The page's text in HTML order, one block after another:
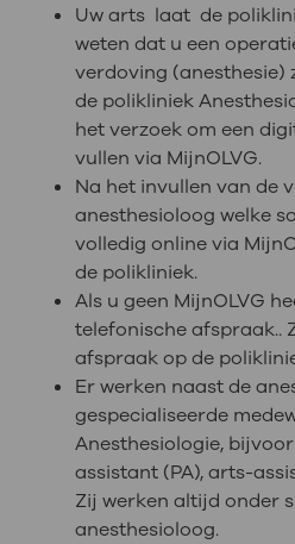
Uw arts laat de
weten dat u een
verdoving
de polikliniek
het verzoek om een
vullen via MijnOLVG.
Na het invullen van de
anesthesioloog welke
volledig online via
de polikliniek.
Als u geen MijnOLVG
telefonische afspraak..
afspraak op de
Er werken naast de
gespecialiseerde
Anesthesiologie,
assistant (PA), arts-
Zij werken altijd onder
anesthesioloog.